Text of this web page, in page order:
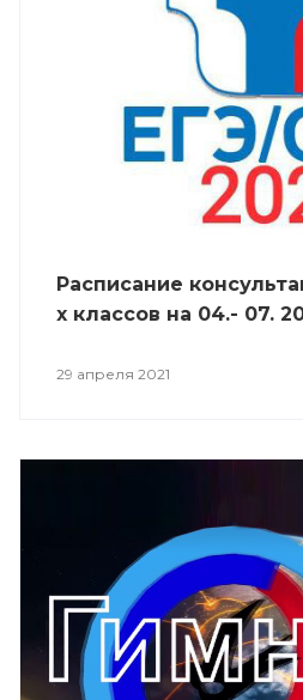
Расписание
х классов на 04.- 07.
29 апреля 2021